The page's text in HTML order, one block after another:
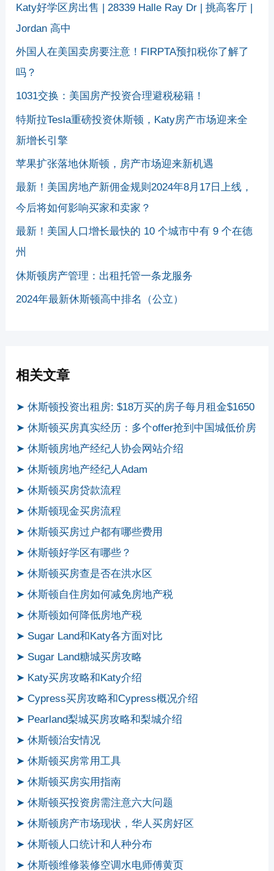
Katy好学区房出售 | 28339 Halle Ray Dr | 挑高客厅 |
Jordan 高中
外国人在美国卖房要注意！FIRPTA预扣税你了解了
吗？
1031交换：美国房产投资合理避税秘籍！
特斯拉Tesla重磅投资休斯顿，Katy房产市场迎来全
新增长引擎
苹果扩张落地休斯顿，房产市场迎来新机遇
最新！美国房地产新佣金规则2024年8月17日上线，
今后将如何影响买家和卖家？
最新！美国人口增长最快的 10 个城市中有 9 个在德
州
休斯顿房产管理：出租托管一条龙服务
2024年最新休斯顿高中排名（公立）
相关文章
➤ 休斯顿投资出租房: $18万买的房子每月租金$1650
➤ 休斯顿买房真实经历：多个offer抢到中国城低价房
➤ 休斯顿房地产经纪人协会网站介绍
➤ 休斯顿房地产经纪人Adam
➤ 休斯顿买房贷款流程
➤ 休斯顿现金买房流程
➤ 休斯顿买房过户都有哪些费用
➤ 休斯顿好学区有哪些？
➤ 休斯顿买房查是否在洪水区
➤ 休斯顿自住房如何减免房地产税
➤ 休斯顿如何降低房地产税
➤ Sugar Land和Katy各方面对比
➤ Sugar Land糖城买房攻略
➤ Katy买房攻略和Katy介绍
➤ Cypress买房攻略和Cypress概况介绍
➤ Pearland梨城买房攻略和梨城介绍
➤ 休斯顿治安情况
➤ 休斯顿买房常用工具
➤ 休斯顿买房实用指南
➤ 休斯顿买投资房需注意六大问题
➤ 休斯顿房产市场现状，华人买房好区
➤ 休斯顿人口统计和人种分布
➤ 休斯顿维修装修空调水电师傅黄页